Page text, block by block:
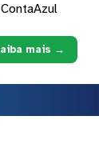
ContaAzul
mais →